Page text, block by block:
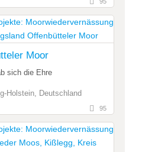
Moor
sich die Ehre
Holstein, Deutschland
95